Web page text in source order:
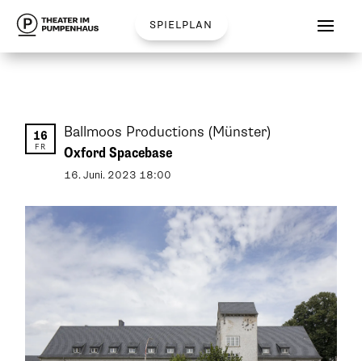
spielplan
16
FR
Ballmoos Productions(Münster)
Oxford Spacebase
16.Juni. 2023 18:00